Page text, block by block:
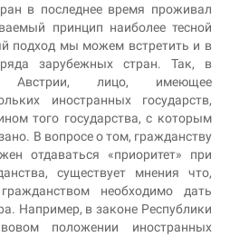
в последнее время проживал
принцип наиболее тесной
подход мы можем встретить и в
ряда зарубежных стран. Так, в
Австрии, лицо, имеющее
иностранных государств,
того государства, с которым
В вопросе о том, гражданству
отдаваться «приоритет» при
существует мнения что,
необходимо дать
Например, в законе Республики
положении иностранных